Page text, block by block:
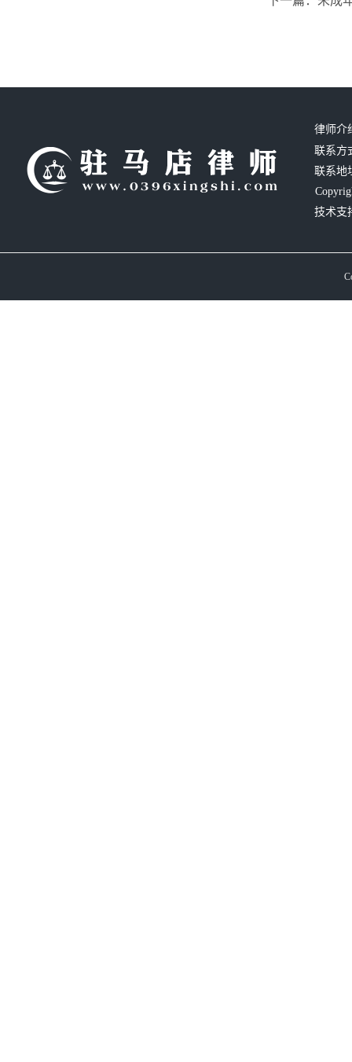
律师介
联系方
联系地
技术支